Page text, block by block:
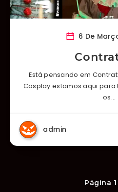
6 De
Está pensando em
Cosplay estamos aqui
os…
admin
Página 1